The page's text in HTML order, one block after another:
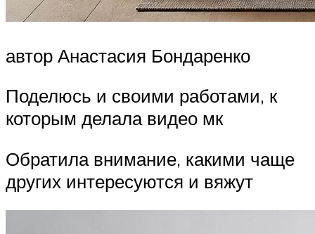
автор Анастасия Бондаренко
Поделюсь и своими работами, к
которым делала видео мк
Обратила внимание, какими чаще
других интересуются и вяжут